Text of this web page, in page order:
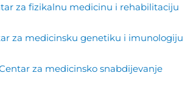
za fizikalnu medicinu i rehabilitaciju
za medicinsku genetiku i imunologiju
za medicinsko snabdijevanje